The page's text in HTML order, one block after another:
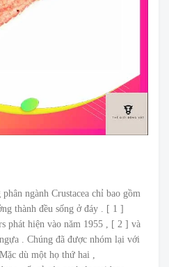
ngành Crustacea chỉ bao gồm
thành đều sống ở đáy . [ 1 ]
phát hiện vào năm 1955 , [ 2 ] và
. Chúng đã được nhóm lại với
dù một họ thứ hai ,